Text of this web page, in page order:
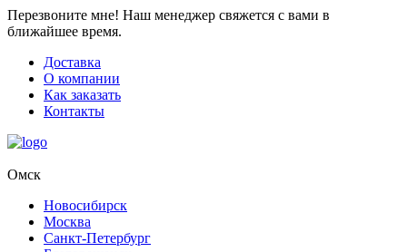
Перезвоните мне! Наш менеджер свяжется с вами в
ближайшее время.
Доставка
О компании
Как заказать
Контакты
Омск
Новосибирск
Москва
Санкт-Петербург